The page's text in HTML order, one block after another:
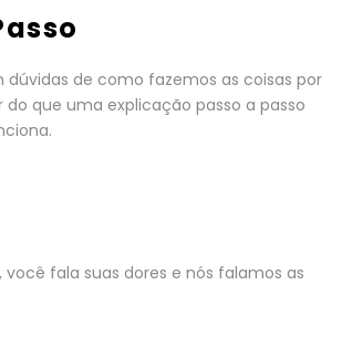
dúvidas de como fazemos as coisas por
do que uma explicação passo a passo
você fala suas dores e nós falamos as